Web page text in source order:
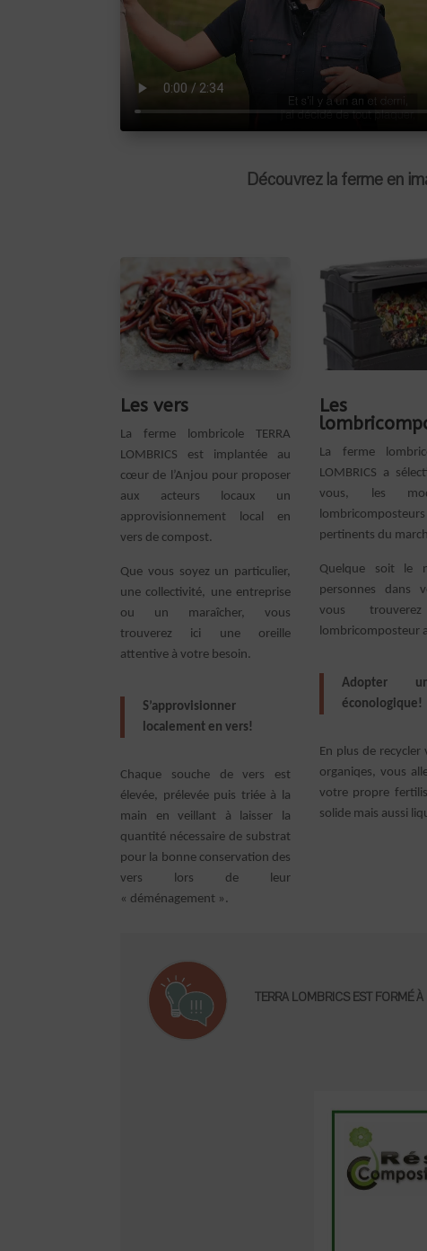
Découvrez la ferme en
Les vers
La ferme lombricole TERRA
LOMBRICS est implantée au
cœur de l’Anjou pour proposer
aux acteurs locaux un
approvisionnement local en
vers de compost.
Que vous soyez un particulier,
une collectivité, une entreprise
ou un maraîcher, vous
trouverez ici une oreille
attentive à votre besoin.
S’approvisionner
localement en vers!
Chaque souche de vers est
élevée, prélevée puis triée à la
main en veillant à laisser la
quantité nécessaire de substrat
pour la bonne conservation des
vers lors de leur
« déménagement ».
Les
La ferme
LOMBRICS a
vous, les
pertinents du
Quelque soit le
personnes dans
vous
lombricomposteur
Adopter
éconologique!
En plus de recycler
organiqes, vous
votre propre
solide mais aussi
TERRA LOMBRICS EST FORMÉ